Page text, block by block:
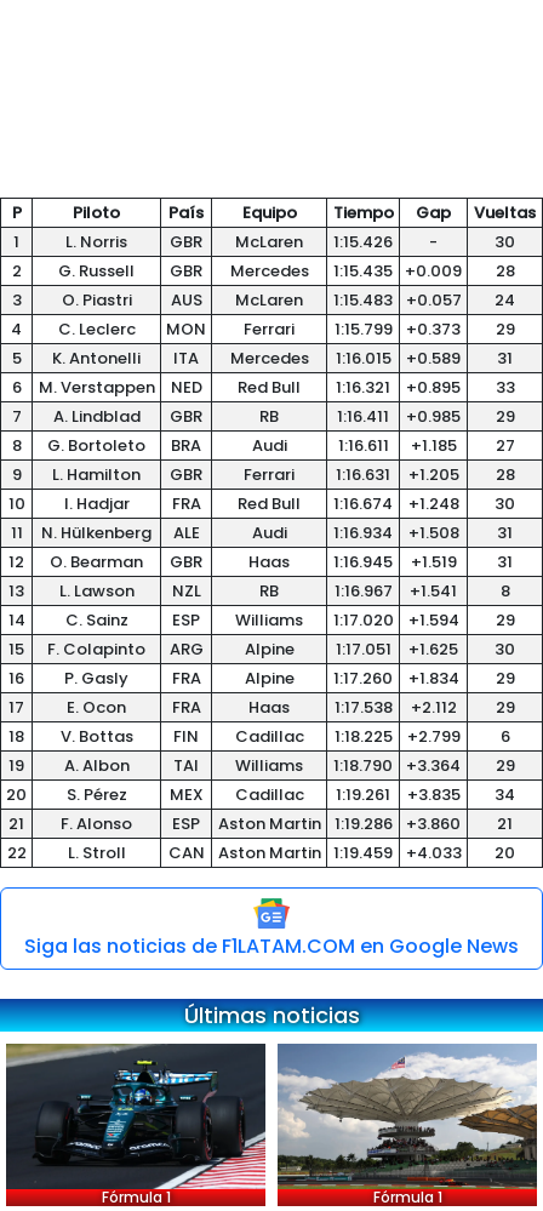
P Piloto País Equipo Tiempo Gap
Vueltas
1
L. Norris GBR McLaren 1:15.426 -
30
2
G. Russell GBR Mercedes 1:15.435 +0.009
28
3
O. Piastri AUS McLaren 1:15.483 +0.057
24
4
C. Leclerc MON Ferrari 1:15.799 +0.373
29
5
K. Antonelli ITA Mercedes 1:16.015 +0.589
31
6
M. Verstappen NED Red Bull 1:16.321 +0.895
33
7
A. Lindblad GBR RB 1:16.411 +0.985
29
8
G. Bortoleto BRA Audi 1:16.611 +1.185
27
9
L. Hamilton GBR Ferrari 1:16.631 +1.205
28
10
I. Hadjar FRA Red Bull 1:16.674 +1.248
30
11
N. Hülkenberg ALE Audi 1:16.934 +1.508
31
12
O. Bearman GBR Haas 1:16.945 +1.519
31
13
L. Lawson NZL RB 1:16.967 +1.541
8
14
C. Sainz ESP Williams 1:17.020 +1.594
29
15
F. Colapinto ARG Alpine 1:17.051 +1.625
30
16
P. Gasly FRA Alpine 1:17.260 +1.834
29
17
E. Ocon FRA Haas 1:17.538 +2.112
29
18
V. Bottas FIN Cadillac 1:18.225 +2.799
6
19
A. Albon TAI Williams 1:18.790 +3.364
29
20
S. Pérez MEX Cadillac 1:19.261 +3.835
34
21
F. Alonso ESP Aston Martin 1:19.286 +3.860
21
22
L. Stroll CAN Aston Martin 1:19.459 +4.033 20
Siga las noticias de F1LATAM.COM en Google News
Últimas noticias
Fórmula 1 Fórmula 1